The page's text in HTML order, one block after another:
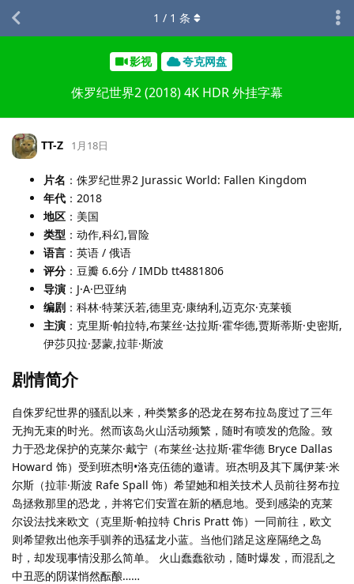
影视 夸克网盘
侏罗纪世界2 (2018) 4K HDR 外挂字幕
1 / 1 条
TT-Z 1月18日
片名 ：侏罗纪世界2 Jurassic World: Fallen Kingdom
年代 ：2018
地区 ：美国
类型 ：动作,科幻,冒险
语言 ：英语 / 俄语
评分 ：豆瓣 6.6分 / IMDb tt4881806
导演 ：J·A·巴亚纳
编剧 ：科林·特莱沃若,德里克·康纳利,迈克尔·克莱顿
主演 ：克里斯·帕拉特,布莱丝·达拉斯·霍华德,贾斯蒂斯·史密斯,
伊莎贝拉·瑟蒙,拉菲·斯波
剧情简介
自侏罗纪世界的骚乱以来，种类繁多的恐龙在努布拉岛度过了三年
无拘无束的时光。然而该岛火山活动频繁，随时有喷发的危险。致
力于恐龙保护的克莱尔·戴宁（布莱丝·达拉斯·霍华德 Bryce Dallas
Howard 饰）受到班杰明•洛克伍德的邀请。班杰明及其下属伊莱·米
尔斯（拉菲·斯波 Rafe Spall 饰）希望她和相关技术人员前往努布拉
岛拯救那里的恐龙，并将它们安置在新的栖息地。受到感染的克莱
尔设法找来欧文（克里斯·帕拉特 Chris Pratt 饰）一同前往，欧文
则希望救出他亲手驯养的迅猛龙小蓝。当他们踏足这座隔绝之岛
时，却发现事情没那么简单。 火山蠢蠢欲动，随时爆发，而混乱之
中丑恶的阴谋悄然酝酿……